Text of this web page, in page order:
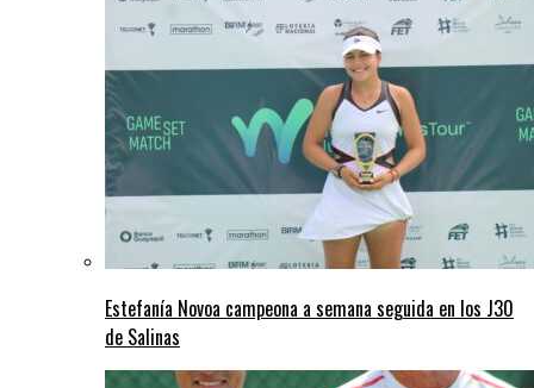
Estefanía Novoa campeona a semana seguida en los J30
de Salinas